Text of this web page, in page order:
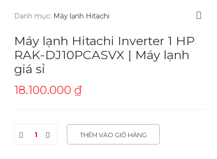
Danh mục: Máy lạnh Hitachi
Máy lạnh Hitachi Inverter 1 HP
RAK-DJ10PCASVX | Máy lạnh
giá sỉ
18.100.000 ₫
THÊM VÀO GIỎ HÀNG